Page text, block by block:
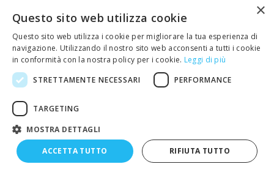
Microfoni multimediali
Modem
Monitor
Mouse
Schede audio
Schede di espansione
Schede di espansione PCI (varie)
SD CARD
Splitter VGA per monitor
Tastiere
Telefoni VOIP
×
Questo sito web utilizza cookie
Questo sito web utilizza i cookie per migliorare la tua esperienza di
navigazione. Utilizzando il nostro sito web acconsenti a tutti i cookie
in conformità con la nostra policy per i cookie. Leggi di più
STRETTAMENTE NECESSARI
PERFORMANCE
TARGETING
MOSTRA DETTAGLI
ACCETTA TUTTO RIFIUTA TUTTO